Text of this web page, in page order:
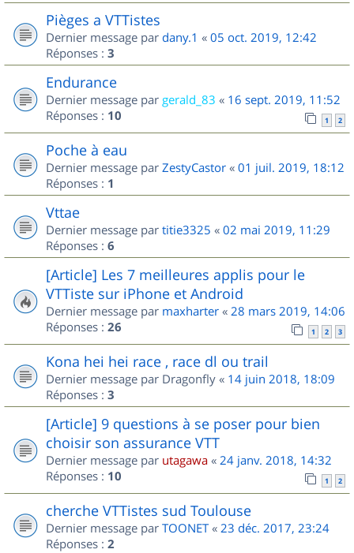
Pièges a VTTistes
Dernier message par dany.1 « 05 oct. 2019, 12:42
Réponses : 3
Endurance
Dernier message par gerald_83 « 16 sept. 2019, 11:52
Réponses : 10 1 2
Poche à eau
Dernier message par ZestyCastor « 01 juil. 2019, 18:12
Réponses : 1
Vttae
Dernier message par titie3325 « 02 mai 2019, 11:29
Réponses : 6
[Article] Les 7 meilleures applis pour le
VTTiste sur iPhone et Android
Dernier message par maxharter « 28 mars 2019, 14:06
Réponses : 26 1 2 3
Kona hei hei race , race dl ou trail
Dernier message par Dragonfly « 14 juin 2018, 18:09
Réponses : 3
[Article] 9 questions à se poser pour bien
choisir son assurance VTT
Dernier message par utagawa « 24 janv. 2018, 14:32
Réponses : 10 1 2
cherche VTTistes sud Toulouse
Dernier message par TOONET« 23 déc. 2017, 23:24
Réponses : 2